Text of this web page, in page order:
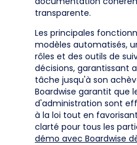
transparente.
Les principales
modèles automatisés,
rôles et des outils de
décisions, garantissant
tâche jusqu'à son
Boardwise garantit que
d'administration sont
à la loi tout en
clarté pour tous les
démo avec Boardwise